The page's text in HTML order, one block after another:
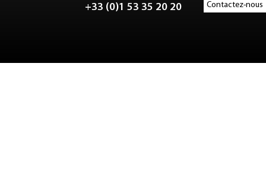
Contactez-nous
+33 (0)1 53 35 20 20